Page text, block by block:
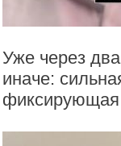
Уже через
иначе:
фиксирующая